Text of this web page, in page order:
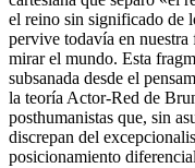
el reino sin significado de
pervive todavía en nuestra
mirar el mundo. Esta
subsanada desde el
la teoría Actor-Red de
posthumanistas que, sin
discrepan del
posicionamiento